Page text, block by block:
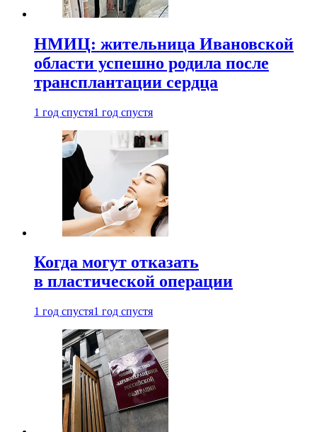
НМИЦ: жительница Ивановской
области успешно родила после
трансплантации сердца
1 год спустя1 год спустя
Когда могут отказать
в пластической операции
1 год спустя1 год спустя